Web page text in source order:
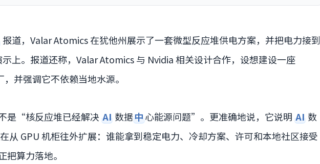
报道，Valar Atomics 在犹他州展示了一套微型反应堆供电方案，并把电力接到
上。报道还称，Valar Atomics 与 Nvidia 相关设计合作，设想建设一座
，并强调它不依赖当地水源。
是“核反应堆已经解决 AI 数据中心能源问题”。更准确地说，它说明 AI 数
从 GPU 机柜往外扩展：谁能拿到稳定电力、冷却方案、许可和本地社区接受
把算力落地。